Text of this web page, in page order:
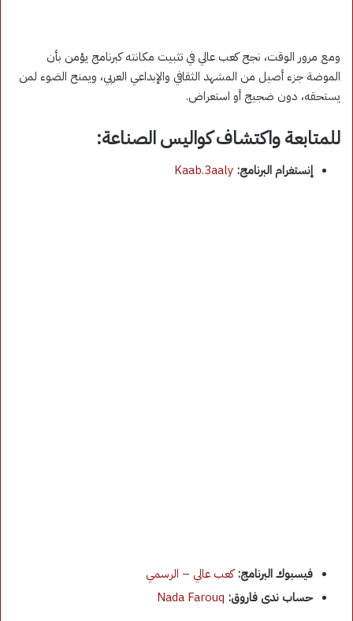
ومع مرور الوقت، نجح كعب عالي في تثبيت مكانته كبرنامج يؤمن بأن
الموضة جزء أصيل من المشهد الثقافي والإبداعي العربي، ويمنح الضوء لمن
يستحقه، دون ضجيج أو استعراض.
للمتابعة واكتشاف كواليس الصناعة:
إنستغرام البرنامج: Kaab.3aaly
فيسبوك البرنامج: كعب عالي – الرسمي
حساب ندى فاروق: Nada Farouq